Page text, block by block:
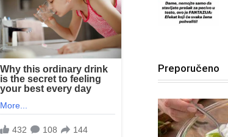
Preporučeno